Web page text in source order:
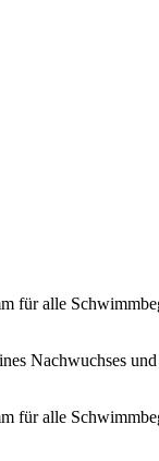
für alle
Nachwuchses
für alle